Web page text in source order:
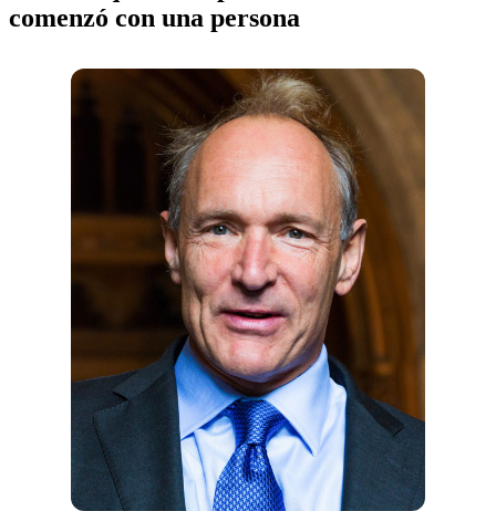
comenzó con una persona